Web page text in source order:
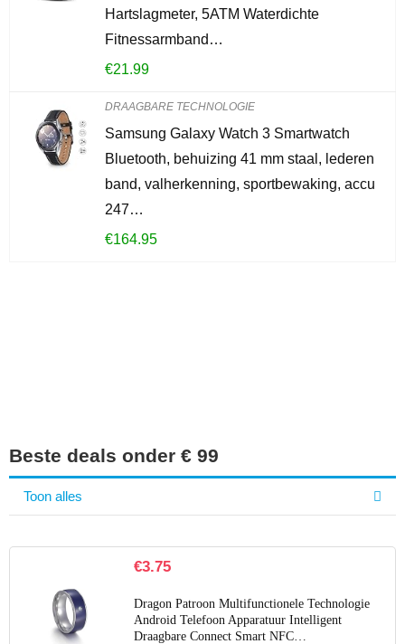
Hartslagmeter, 5ATM Waterdichte
Fitnessarmband…
€21.99
DRAAGBARE TECHNOLOGIE
Samsung Galaxy Watch 3 Smartwatch
Bluetooth, behuizing 41 mm staal, lederen
band, valherkenning, sportbewaking, accu
247…
€164.95
Beste deals onder € 99
Toon alles
€3.75
Dragon Patroon Multifunctionele Technologie
Android Telefoon Apparatuur Intelligent
Draagbare Connect Smart NFC…